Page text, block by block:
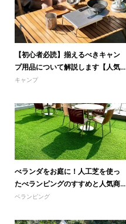
【初心者必読】揃えるべきキャン
プ用品について解説します【人気...
キャンプ
べランダをお庭に！人工芝を使っ
たべランピングのすすめと人気商...
ベランピング